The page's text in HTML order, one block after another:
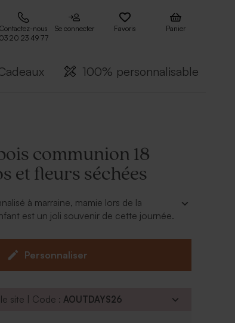
Contactez-nous
03 20 23 49 77
Se connecter Favoris Panier
100% personnalisable
communion 18
et fleurs séchées
à marraine, mamie lors de la
est un joli souvenir de cette journée.
garçon ou fille.
ton beige - les couleurs peuvent
Personnaliser
site | Code :AOUTDAYS26